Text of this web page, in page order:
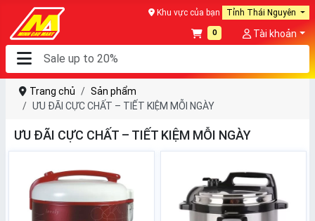
Khu vực của bạn Tỉnh Thái Nguyên
0 Tài khoản
Trang chủ
Sản phẩm
ƯU ĐÃI CỰC CHẤT – TIẾT KIỆM MỖI NGÀY
ƯU ĐÃI CỰC CHẤT – TIẾT KIỆM MỖI NGÀY